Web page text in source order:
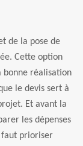
de la pose de
Cette option
bonne réalisation
le devis sert à
Et avant la
les dépenses
faut prioriser